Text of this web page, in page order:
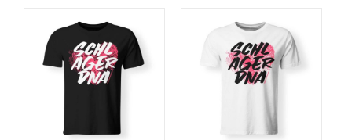
mehrere
Varianten
auf.
können
mehrere
Varianten
auf.
Optionen
können